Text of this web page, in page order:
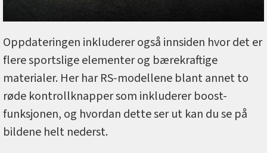
Oppdateringen inkluderer også innsiden hvor det er
flere sportslige elementer og bærekraftige
materialer. Her har RS-modellene blant annet to
røde kontrollknapper som inkluderer boost-
funksjonen, og hvordan dette ser ut kan du se på
bildene helt nederst.